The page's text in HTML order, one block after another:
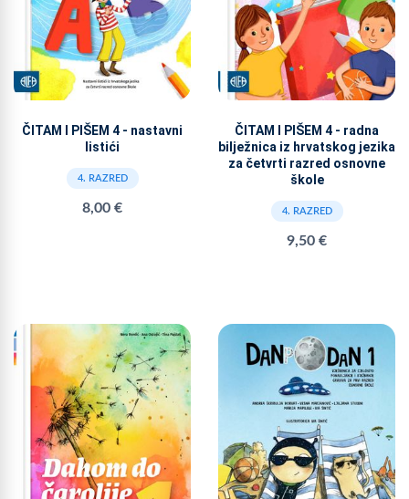
ČITAM I PIŠEM 4 - nastavni
listići
4. RAZRED
8,00 €
ČITAM I PIŠEM 4 - radna
bilježnica iz hrvatskog jezika
za četvrti razred osnovne
škole
4. RAZRED
9,50 €